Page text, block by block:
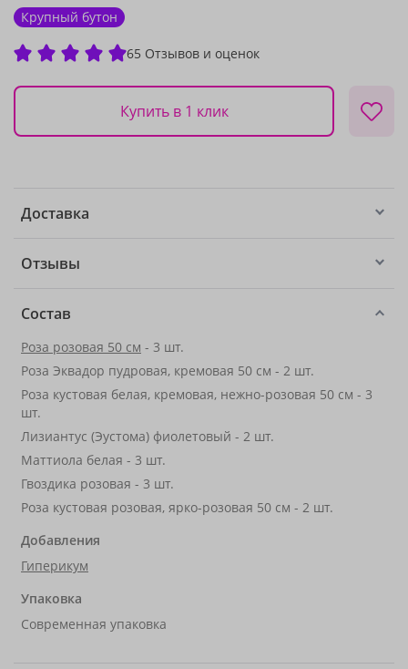
Крупный бутон
65 Отзывов и оценок
Купить в 1 клик
Доставка
Отзывы
Состав
Роза розовая 50 см - 3 шт.
Роза Эквадор пудровая, кремовая 50 см - 2 шт.
Роза кустовая белая, кремовая, нежно-розовая 50 см - 3
шт.
Лизиантус (Эустома) фиолетовый - 2 шт.
Маттиола белая - 3 шт.
Гвоздика розовая - 3 шт.
Роза кустовая розовая, ярко-розовая 50 см - 2 шт.
Добавления
Гиперикум
Упаковка
Современная упаковка